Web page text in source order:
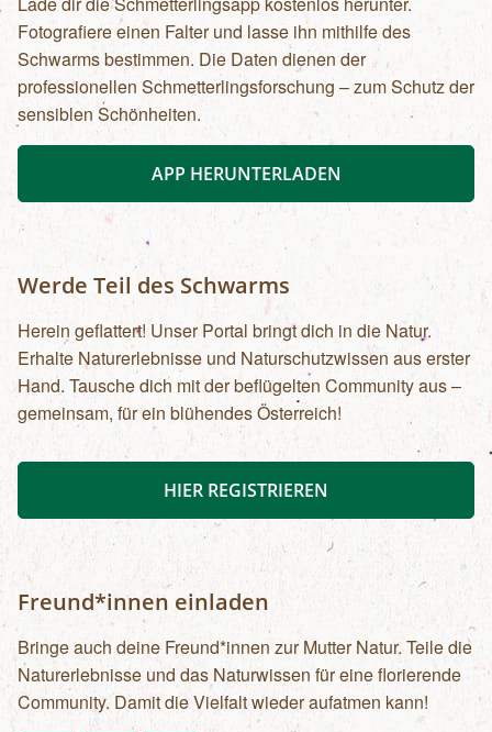
Fotografiere einen Falter und lasse ihn mithilfe des
Schwarms bestimmen. Die Daten dienen der
professionellen Schmetterlingsforschung – zum Schutz der
sensiblen Schönheiten.
APP HERUNTERLADEN
Werde Teil des Schwarms
Herein geflattert! Unser Portal bringt dich in die Natur.
Erhalte Naturerlebnisse und Naturschutzwissen aus erster
Hand. Tausche dich mit der beflügelten Community aus –
gemeinsam, für ein blühendes Österreich!
HIER REGISTRIEREN
Freund*innen einladen
Bringe auch deine Freund*innen zur Mutter Natur. Teile die
Naturerlebnisse und das Naturwissen für eine florierende
Community. Damit die Vielfalt wieder aufatmen kann!